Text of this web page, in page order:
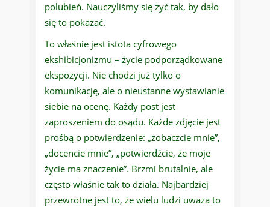
polubień. Nauczyliśmy się żyć tak, by dało
się to pokazać.
To właśnie jest istota cyfrowego
ekshibicjonizmu – życie podporządkowane
ekspozycji. Nie chodzi już tylko o
komunikację, ale o nieustanne wystawianie
siebie na ocenę. Każdy post jest
zaproszeniem do osądu. Każde zdjęcie jest
prośbą o potwierdzenie: „zobaczcie mnie”,
„docencie mnie”, „potwierdźcie, że moje
życie ma znaczenie”. Brzmi brutalnie, ale
często właśnie tak to działa. Najbardziej
przewrotne jest to, że wielu ludzi uważa to